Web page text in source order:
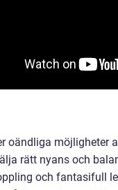
oändliga
rätt nyans och
och fantasifull